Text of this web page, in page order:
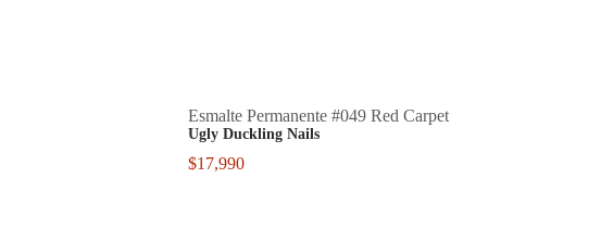
Esmalte Permanente #049 Red Carpet
Ugly Duckling Nails
$17,990